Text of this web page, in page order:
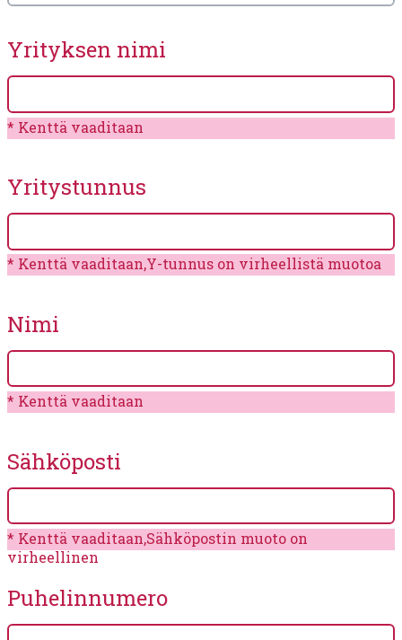
Yrityksen nimi
Kenttä vaaditaan
Yritystunnus
Kenttä vaaditaan,Y-tunnus on virheellistä muotoa
Nimi
Kenttä vaaditaan
Sähköposti
Kenttä vaaditaan,Sähköpostin muoto on
virheellinen
Puhelinnumero